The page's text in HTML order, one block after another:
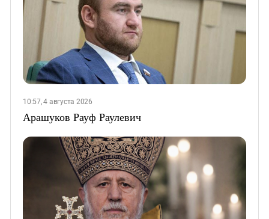
10:57, 4 августа 2026
Арашуков Рауф Раулевич